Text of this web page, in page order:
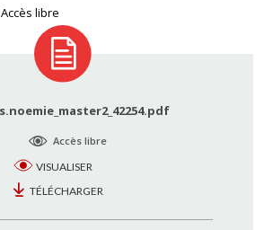
Accès libre
Accès libre
VISUALISER
TÉLÉCHARGER